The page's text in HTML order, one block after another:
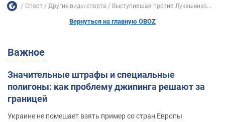
Спорт Другие виды спорта Выступившая против Лукашенко...
Вернуться на главную OBOZ
Важное
Значительные штрафы и специальные
полигоны: как проблему джипинга решают за
границей
Украине не помешает взять пример со стран Европы